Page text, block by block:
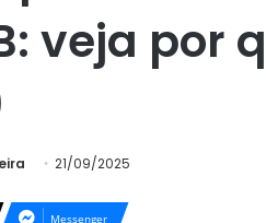
veja por
21/09/2025
Messenger